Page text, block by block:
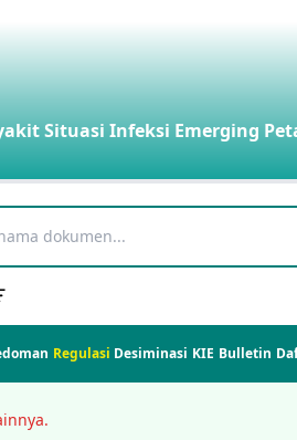
Situasi Infeksi Emerging
Regulasi Desiminasi KIE Bulletin